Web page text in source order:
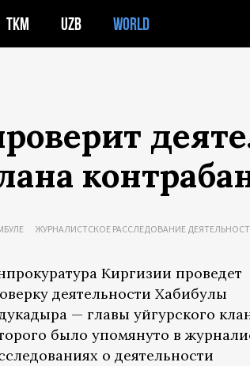
TKM UZB WORLD
ЖУРНАЛИСТСКОЕ РАССЛЕДОВАНИЕ
Киргизии проведет
деятельности Хабибулы
— главы уйгурского
было упомянуто в
о деятельности